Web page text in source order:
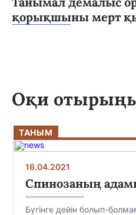
қорықшыны мерт
Оқи
ТАНЫМ
16.04.2021
Спинозаның
Бүгінге дейін болып-